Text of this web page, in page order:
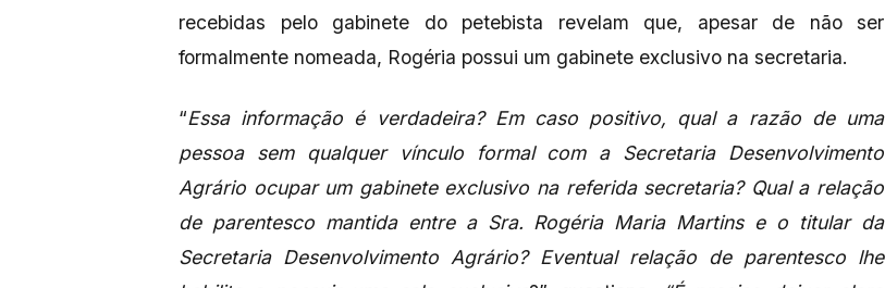
recebidas pelo gabinete do petebista revelam que, apesar de não ser
formalmente nomeada, Rogéria possui um gabinete exclusivo na secretaria.
“Essa informação é verdadeira? Em caso positivo, qual a razão de uma
pessoa sem qualquer vínculo formal com a Secretaria Desenvolvimento
Agrário ocupar um gabinete exclusivo na referida secretaria? Qual a relação
de parentesco mantida entre a Sra. Rogéria Maria Martins e o titular da
Secretaria Desenvolvimento Agrário? Eventual relação de parentesco lhe